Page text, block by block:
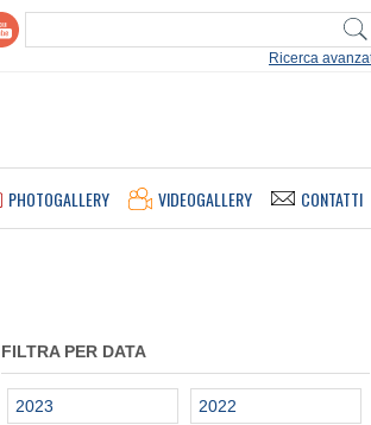
Ricerca
PHOTOGALLERY VIDEOGALLERY CONTATTI
FILTRA PER DATA
2023 2022